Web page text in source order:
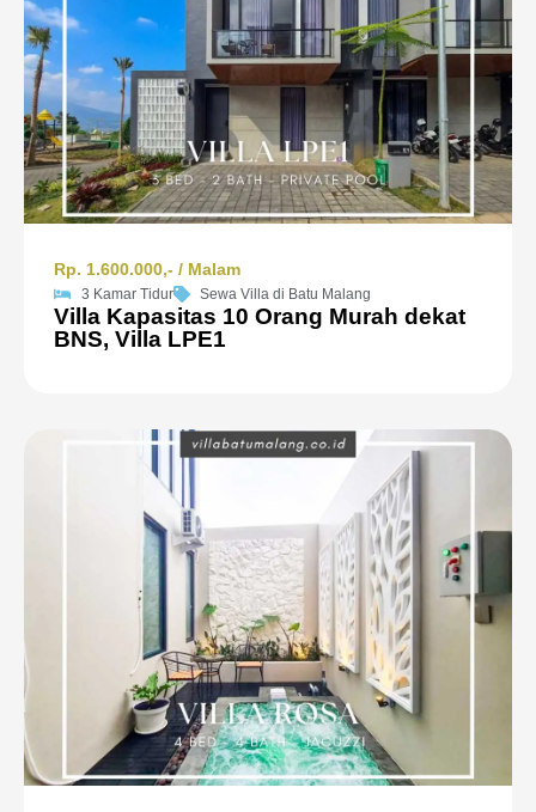
Rp. 1.600.000,- / Malam
3 Kamar Tidur Sewa Villa di Batu Malang
Villa Kapasitas 10 Orang Murah dekat
BNS, Villa LPE1